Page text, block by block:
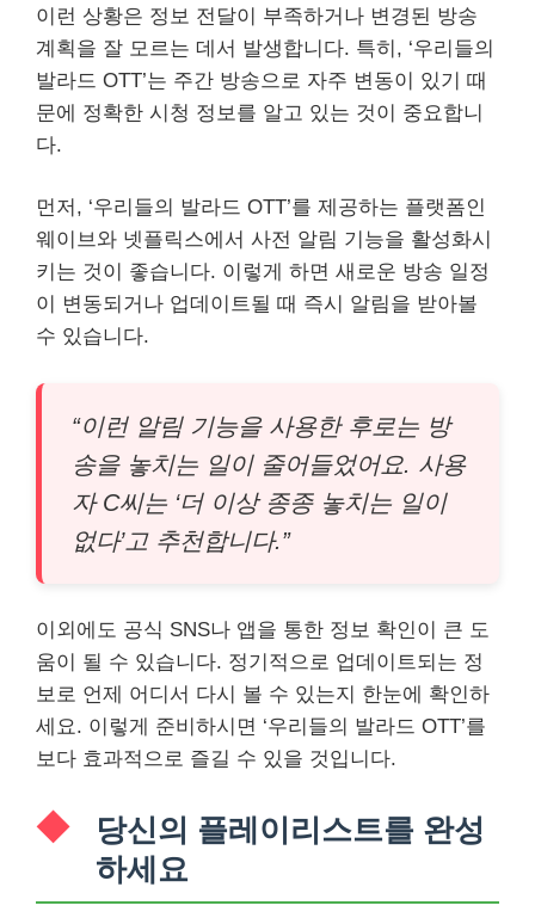
이런 상황은 정보 전달이 부족하거나 변경된 방송
계획을 잘 모르는 데서 발생합니다. 특히, ‘우리들의
발라드 OTT’는 주간 방송으로 자주 변동이 있기 때
문에 정확한 시청 정보를 알고 있는 것이 중요합니
다.
먼저, ‘우리들의 발라드 OTT’를 제공하는 플랫폼인
웨이브와 넷플릭스에서 사전 알림 기능을 활성화시
키는 것이 좋습니다. 이렇게 하면 새로운 방송 일정
이 변동되거나 업데이트될 때 즉시 알림을 받아볼
수 있습니다.
“이런 알림 기능을 사용한 후로는 방
송을 놓치는 일이 줄어들었어요. 사용
자 C씨는 ‘더 이상 종종 놓치는 일이
없다’고 추천합니다.”
이외에도 공식 SNS나 앱을 통한 정보 확인이 큰 도
움이 될 수 있습니다. 정기적으로 업데이트되는 정
보로 언제 어디서 다시 볼 수 있는지 한눈에 확인하
세요. 이렇게 준비하시면 ‘우리들의 발라드 OTT’를
보다 효과적으로 즐길 수 있을 것입니다.
당신의 플레이리스트를 완성
하세요